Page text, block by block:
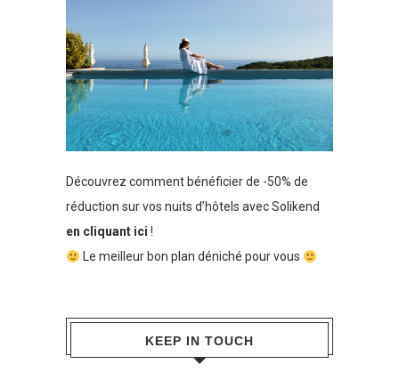
Découvrez comment bénéficier de -50% de
réduction sur vos nuits d’hôtels avec Solikend
en cliquant ici !
Le meilleur bon plan déniché pour vous
KEEP IN TOUCH